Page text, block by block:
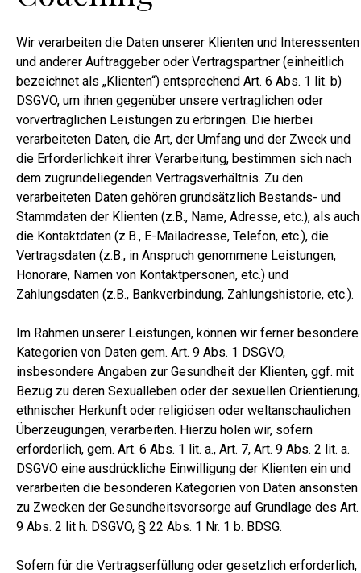
Wir verarbeiten die Daten unserer Klienten und Interessenten
und anderer Auftraggeber oder Vertragspartner (einheitlich
bezeichnet als „Klienten“) entsprechend Art. 6 Abs. 1 lit. b)
DSGVO, um ihnen gegenüber unsere vertraglichen oder
vorvertraglichen Leistungen zu erbringen. Die hierbei
verarbeiteten Daten, die Art, der Umfang und der Zweck und
die Erforderlichkeit ihrer Verarbeitung, bestimmen sich nach
dem zugrundeliegenden Vertragsverhältnis. Zu den
verarbeiteten Daten gehören grundsätzlich Bestands- und
Stammdaten der Klienten (z.B., Name, Adresse, etc.), als auch
die Kontaktdaten (z.B., E-Mailadresse, Telefon, etc.), die
Vertragsdaten (z.B., in Anspruch genommene Leistungen,
Honorare, Namen von Kontaktpersonen, etc.) und
Zahlungsdaten (z.B., Bankverbindung, Zahlungshistorie, etc.).
Im Rahmen unserer Leistungen, können wir ferner besondere
Kategorien von Daten gem. Art. 9 Abs. 1 DSGVO,
insbesondere Angaben zur Gesundheit der Klienten, ggf. mit
Bezug zu deren Sexualleben oder der sexuellen Orientierung,
ethnischer Herkunft oder religiösen oder weltanschaulichen
Überzeugungen, verarbeiten. Hierzu holen wir, sofern
erforderlich, gem. Art. 6 Abs. 1 lit. a., Art. 7, Art. 9 Abs. 2 lit. a.
DSGVO eine ausdrückliche Einwilligung der Klienten ein und
verarbeiten die besonderen Kategorien von Daten ansonsten
zu Zwecken der Gesundheitsvorsorge auf Grundlage des Art.
9 Abs. 2 lit h. DSGVO, § 22 Abs. 1 Nr. 1 b. BDSG.
Sofern für die Vertragserfüllung oder gesetzlich erforderlich,